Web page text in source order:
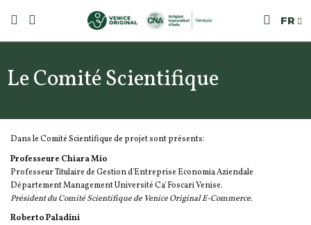
FR
Le Comité Scientifique
Dans le Comité Scientifique de projet sont présents:
Professeure Chiara Mio
Professeur Titulaire de Gestion d'Entreprise Economia Aziendale
Département Management Université Ca' Foscari Venise.
Président du Comité Scientifique de Venice Original E-Commerce.
Roberto Paladini